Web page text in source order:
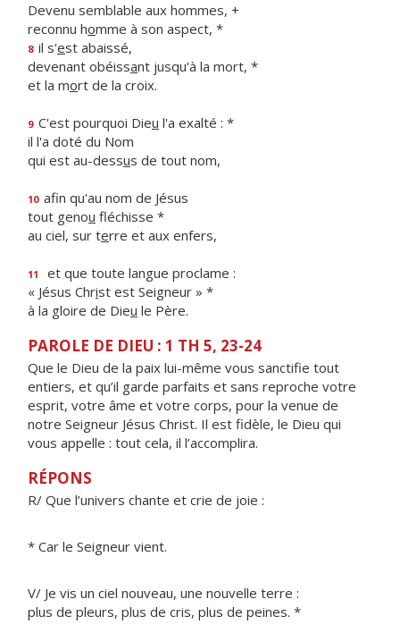
Devenu semblable aux hommes, +
reconnu homme à son aspect, *
8 il s'est abaissé,
devenant obéissant jusqu'à la mort, *
et la mort de la croix.
9 C'est pourquoi Dieu l'a exalté : *
il l'a doté du Nom
qui est au-dessus de tout nom,
10 afin qu'au nom de Jésus
tout genou fléchisse *
au ciel, sur terre et aux enfers,
11
et que toute langue proclame :
« Jésus Christ est Seigneur » *
à la gloire de Dieu le Père.
PAROLE DE DIEU : 1 TH 5, 23-24
Que le Dieu de la paix lui-même vous sanctifie tout
entiers, et qu’il garde parfaits et sans reproche votre
esprit, votre âme et votre corps, pour la venue de
notre Seigneur Jésus Christ. Il est fidèle, le Dieu qui
vous appelle : tout cela, il l’accomplira.
RÉPONS
R/ Que l’univers chante et crie de joie :
* Car le Seigneur vient.
V/ Je vis un ciel nouveau, une nouvelle terre :
plus de pleurs, plus de cris, plus de peines. *